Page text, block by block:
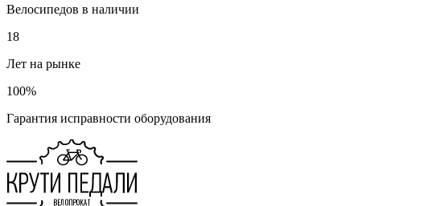
Велосипедов в наличии
18
Лет на рынке
100%
Гарантия исправности оборудования